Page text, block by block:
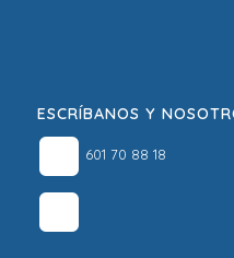
ESCRÍBANOS Y
601 70 88 18